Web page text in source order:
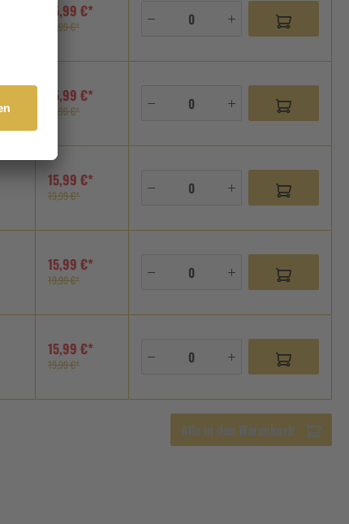
15,99 €*
19,99 €*
15,99 €*
19,99 €*
15,99 €*
19,99 €*
15,99 €*
19,99 €*
15,99 €*
19,99 €*
Alle in den Warenkorb